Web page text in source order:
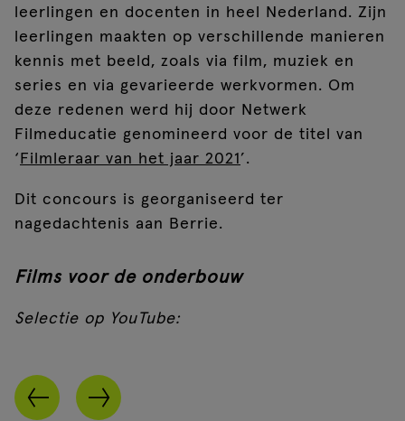
leerlingen en docenten in heel Nederland. Zijn
leerlingen maakten op verschillende manieren
kennis met beeld, zoals via film, muziek en
series en via gevarieerde werkvormen. Om
deze redenen werd hij door Netwerk
Filmeducatie genomineerd voor de titel van
‘ Filmleraar van het jaar 2021 ’.
Dit concours is georganiseerd ter
nagedachtenis aan Berrie.
Films voor de onderbouw
Selectie op YouTube: